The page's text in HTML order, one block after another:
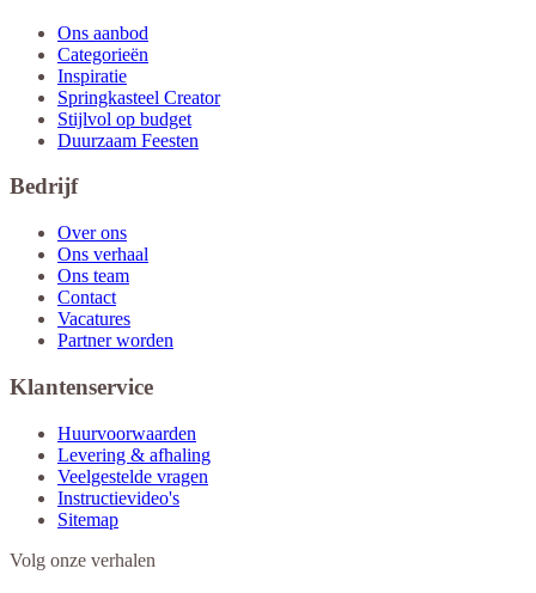
Ons aanbod
Categorieën
Inspiratie
Springkasteel Creator
Stijlvol op budget
Duurzaam Feesten
Bedrijf
Over ons
Ons verhaal
Ons team
Contact
Vacatures
Partner worden
Klantenservice
Huurvoorwaarden
Levering & afhaling
Veelgestelde vragen
Instructievideo's
Sitemap
Volg onze verhalen